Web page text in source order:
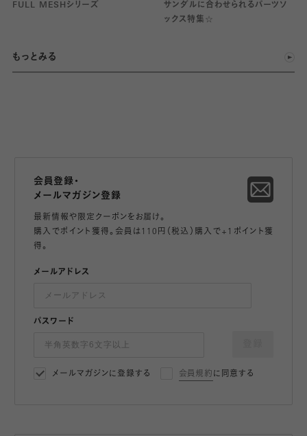
FULL MESHシリーズ
サンダルに合わせられるパーツソ
ックス特集☆
もっとみる
会員登録・
メールマガジン登録
最新情報や限定クーポンをお届け。
購入でポイント獲得。会員は110円（税込）購入で+1ポイント獲
得。
メールアドレス
パスワード
メールマガジンに登録する 会員規約 に同意する